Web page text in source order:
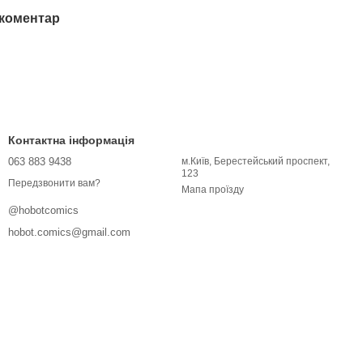
Контактна інформація
063 883 9438
Передзвонити вам?
@hobotcomics
hobot.comics@gmail.com
м.Київ, Берестейський проспект,
123
Мапа проїзду